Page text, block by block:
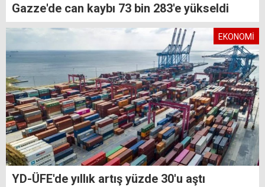
Gazze'de can kaybı 73 bin 283'e yükseldi
EKONOMİ
YD-ÜFE'de yıllık artış yüzde 30'u aştı